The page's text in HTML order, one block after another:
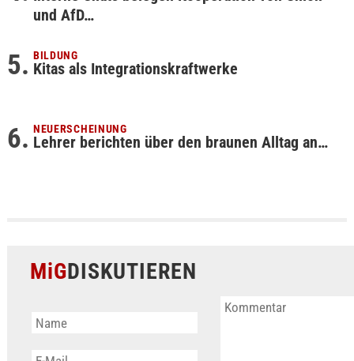
und AfD…
BILDUNG
Kitas als Integrationskraftwerke
NEUERSCHEINUNG
Lehrer berichten über den braunen Alltag an…
MiGDISKUTIEREN